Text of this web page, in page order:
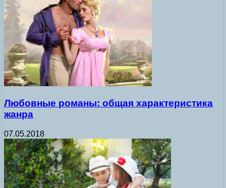
Любовные романы: общая характеристика
жанра
07.05.2018